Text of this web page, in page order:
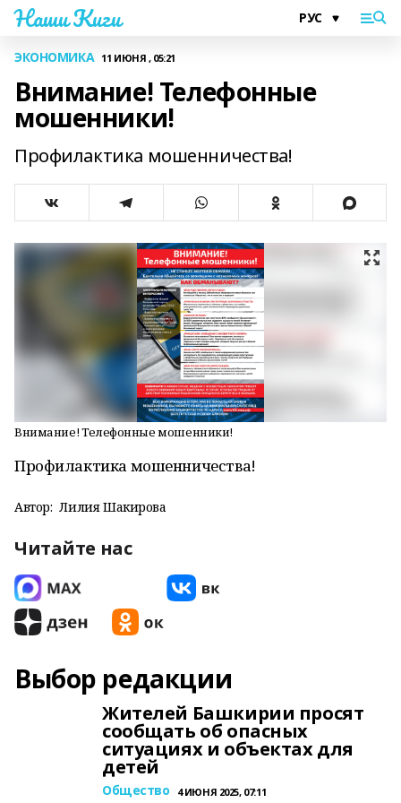
Наши Киги
ЭКОНОМИКА 11 ИЮНЯ , 05:21
Внимание! Телефонные
мошенники!
Профилактика мошенничества!
Внимание! Телефонные мошенники!
Профилактика мошенничества!
Автор: Лилия Шакирова
Читайте нас
Выбор редакции
Жителей Башкирии просят
сообщать об опасных
ситуациях и объектах для
детей
Общество 4 ИЮНЯ 2025, 07:11